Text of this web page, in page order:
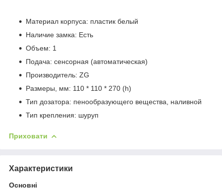
Материал корпуса: пластик белый
Наличие замка: Есть
Объем: 1
Подача: сенсорная (автоматическая)
Производитель: ZG
Размеры, мм: 110 * 110 * 270 (h)
Тип дозатора: пенообразующего вещества, наливной
Тип крепления: шуруп
Приховати
Характеристики
Основні